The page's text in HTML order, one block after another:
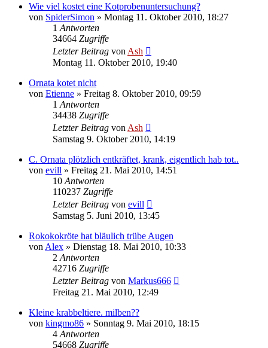
Wie viel kostet eine Kotprobenuntersuchung?
von SpiderSimon » Montag 11. Oktober 2010, 18:27
1 Antworten
34664 Zugriffe
Letzter Beitrag von Ash
Montag 11. Oktober 2010, 19:40
Ornata kotet nicht
von Etienne » Freitag 8. Oktober 2010, 09:59
1 Antworten
34438 Zugriffe
Letzter Beitrag von Ash
Samstag 9. Oktober 2010, 14:19
C. Ornata plötzlich entkräftet, krank, eigentlich hab tot..
von evill » Freitag 21. Mai 2010, 14:51
10 Antworten
110237 Zugriffe
Letzter Beitrag von evill
Samstag 5. Juni 2010, 13:45
Rokokokröte hat bläulich trübe Augen
von Alex » Dienstag 18. Mai 2010, 10:33
2 Antworten
42716 Zugriffe
Letzter Beitrag von Markus666
Freitag 21. Mai 2010, 12:49
Kleine krabbeltiere. milben??
von kingmo86 » Sonntag 9. Mai 2010, 18:15
4 Antworten
54668 Zugriffe